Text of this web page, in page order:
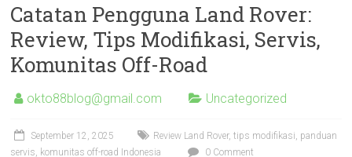
Catatan Pengguna Land Rover:
Review, Tips Modifikasi, Servis,
Komunitas Off-Road
okto88blog@gmail.com Uncategorized
September 12, 2025
Review Land Rover, tips modifikasi, panduan
servis, komunitas off-road Indonesia
0 Comment